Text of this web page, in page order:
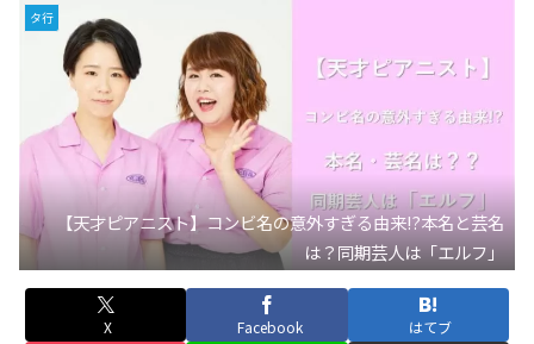
タ行
【天才ピアニスト】コンビ名の意外すぎる由来!?本名と芸名
は？同期芸人は「エルフ」
X Facebook はてブ